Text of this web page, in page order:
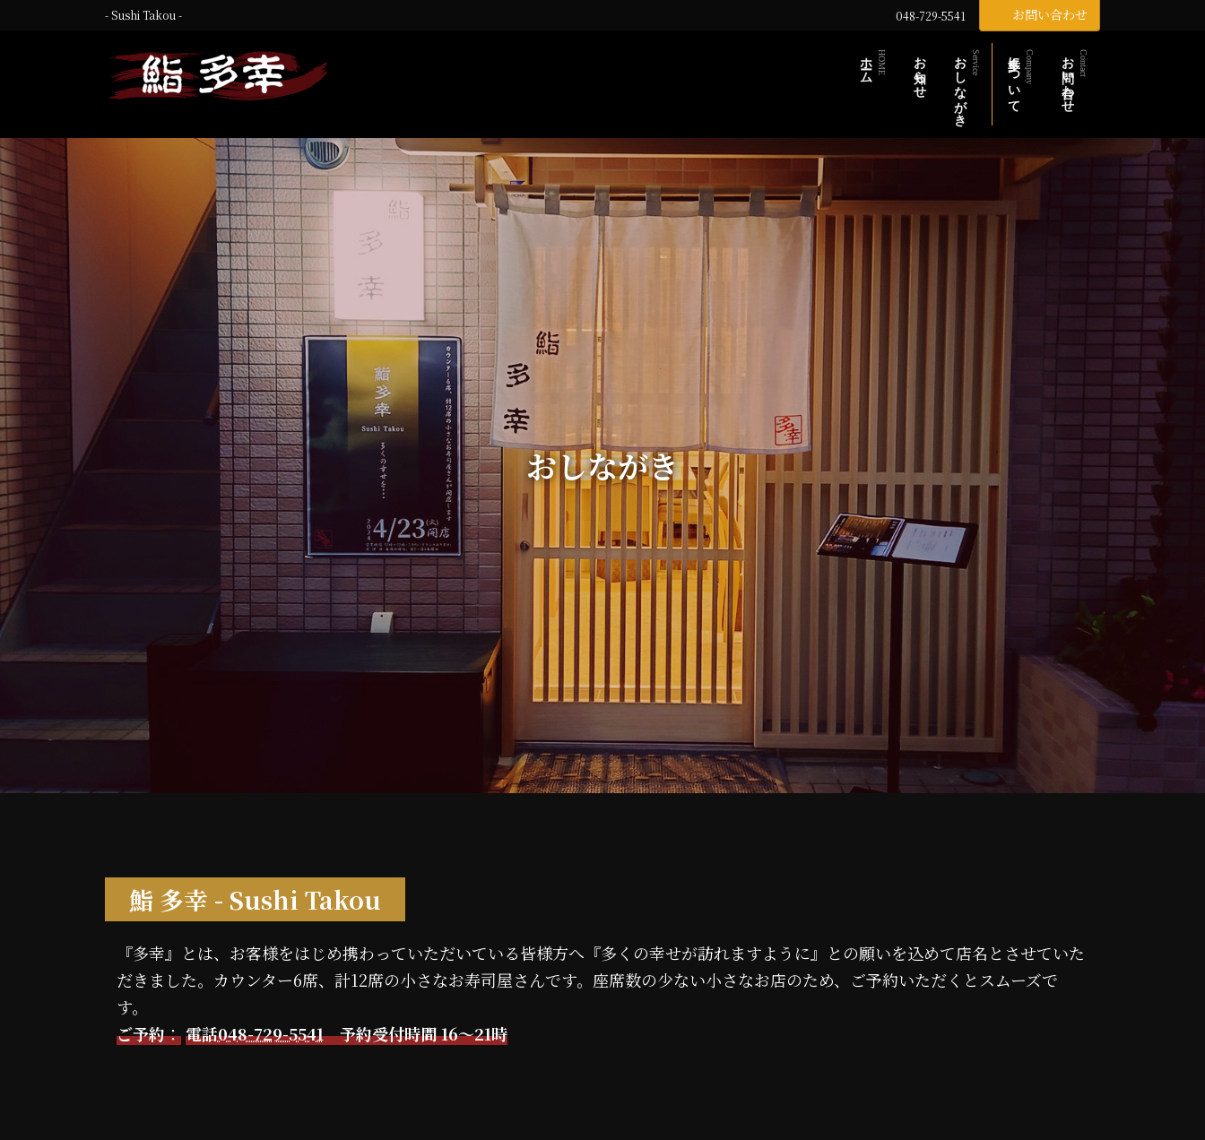
ス
キ
ッ
プ
ン
に
移
動
- Sushi Takou - 048-729-5541 お問い合わせ
ホーム HOME お知らせ おしながき Service 多幸についてCompany お問い合わせ Contact
おしながき
鮨 多幸 - Sushi Takou
『多幸』とは、お客様をはじめ携わっていただいている皆様方へ『多くの幸せが訪れますように』との願いを込めて店名とさせていた
だきました。カウンター6席、計12席の小さなお寿司屋さんです。座席数の少ない小さなお店のため、ご予約いただくとスムーズで
す。
ご予約： 電話048-729-5541 予約受付時間 16～21時